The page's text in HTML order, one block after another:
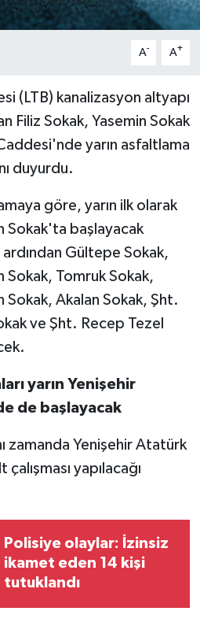
A- A+
(LTB) kanalizasyon altyapı
Filiz Sokak, Yasemin Sokak
yarın asfaltlama
duyurdu.
göre, yarın ilk olarak
Sokak'ta başlayacak
ardından Gültepe Sokak,
Sokak, Tomruk Sokak,
Sokak, Akalan Sokak, Şht.
ve Şht. Recep Tezel
yarın Yenişehir
de başlayacak
zamanda Yenişehir Atatürk
yapılacağı
Polisiye olaylar: İzinsiz
ikamet eden 14 kişi
tutuklandı